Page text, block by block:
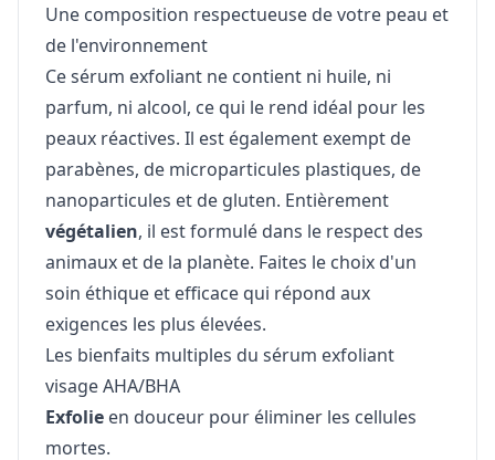
Une composition respectueuse de votre peau et
de l'environnement
Ce sérum exfoliant ne contient ni huile, ni
parfum, ni alcool, ce qui le rend idéal pour les
peaux réactives. Il est également exempt de
parabènes, de microparticules plastiques, de
nanoparticules et de gluten. Entièrement
végétalien, il est formulé dans le respect des
animaux et de la planète. Faites le choix d'un
soin éthique et efficace qui répond aux
exigences les plus élevées.
Les bienfaits multiples du sérum exfoliant
visage AHA/BHA
Exfolie en douceur pour éliminer les cellules
mortes.